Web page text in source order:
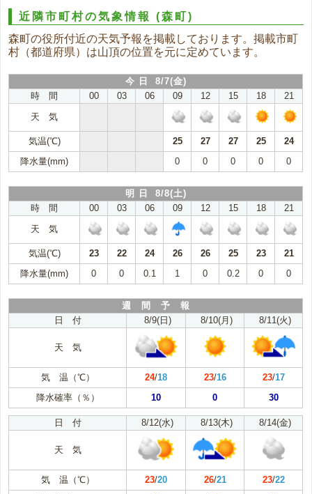
近隣市町村の気象情報(森町)
森町の役所付近の天気予報を掲載しております。掲載市町
村（都道府県）は山頂の位置を元に定めています。
今 日 8/7(金)
時 間
00 03 06 09 12 15 18
21
天 気
気温(℃) 25 27 27 25
24
降水量(mm)
0 0 0 0 0
明 日 8/8(土)
時 間
00 03 06 09 12 15 18
21
天 気
気温(℃) 23 22 24 26 26 25 23
21
降水量(mm)
0 0 0.1 1 0 0.2 0 0
週 間 予 報
日 付
8/9(日) 8/10(月) 8/11(火)
天 気
気 温（℃） 24/18 23/16 23/17
降水確率（％）
10 0 30
日 付 8/12(水) 8/13(木) 8/14(金)
天 気
気 温（℃） 23/20 26/21 23/22